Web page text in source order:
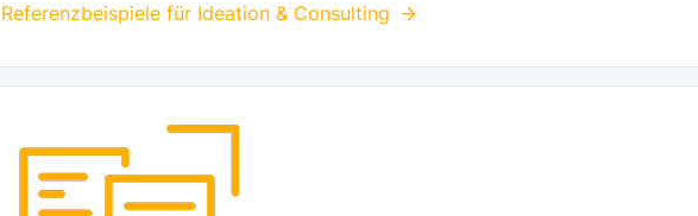
Referenzbeispiele für Ideation & Consulting